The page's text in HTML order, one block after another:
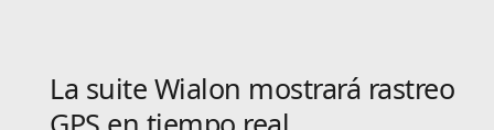
La suite Wialon mostrará rastreo